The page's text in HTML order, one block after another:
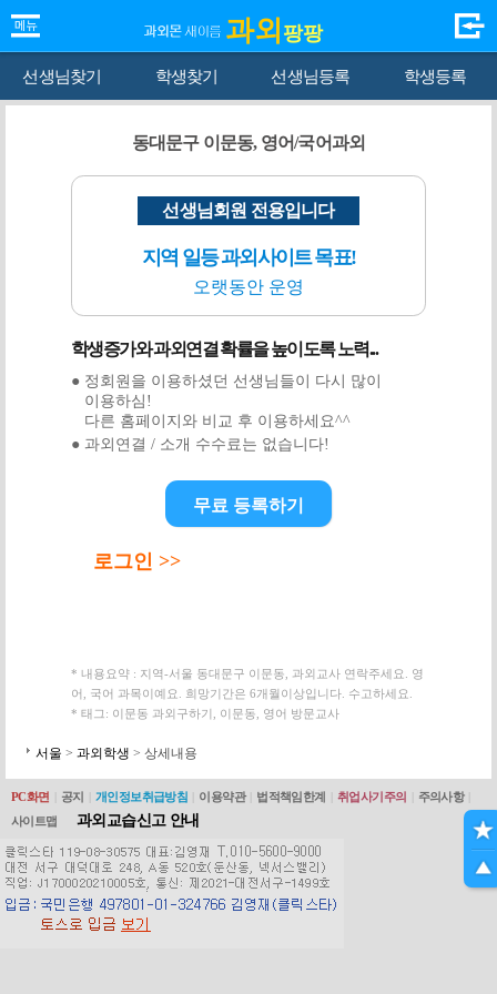
과외 팡팡
선생님찾기 학생찾기 선생님등록 학생등록
동대문구 이문동, 영어/국어과외
선생님회원 전용입니다
지역 일등 과외사이트 목표!
오랫동안 운영
학생증가와 과외연결 확률을 높이도록 노력...
● 정회원을 이용하셨던 선생님들이 다시 많이
이용하심!
다른 홈페이지와 비교 후 이용하세요^^
● 과외연결 / 소개 수수료는 없습니다!
무료 등록하기
로그인 >>
* 내용요약 : 지역-서울 동대문구 이문동, 과외교사 연락주세요. 영
어, 국어 과목이예요. 희망기간은 6개월이상입니다. 수고하세요.
* 태그: 이문동 과외구하기, 이문동, 영어 방문교사
서울 > 과외학생 > 상세내용
PC화면 공지 개인정보취급방침 이용약관 법적책임한계 취업사기주의 주의사항
사이트맵
과외교습신고 안내